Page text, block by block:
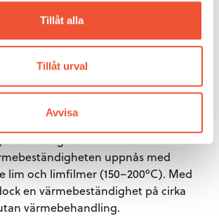
Tillåt alla
Tillåt urval
Avvisa
belastningsfall hos limförband.
för många lim i intervallet 60–80ºC.
uppnås med
lim och limfilmer (150–200ºC). Med
en värmebeständighet på cirka
värmebehandling.